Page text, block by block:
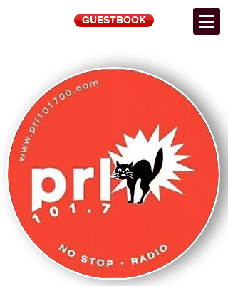
GUESTBOOK